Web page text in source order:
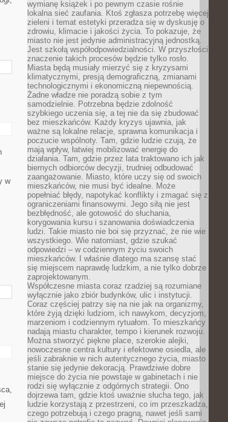
w
wymianę książek i po pewnym czasie rośnie
lokalna sieć zaufania. Ktoś zgłasza potrzebę więcej
zieleni i temat estetyki przeradza się w dyskusję o
zdrowiu, klimacie i jakości życia. To pokazuje, że
miasto nie jest jedynie administracyjną jednostką.
Jest szkołą współodpowiedzialności. W przyszłości
znaczenie takich procesów będzie tylko rosło.
Miasta będą musiały mierzyć się z kryzysami
klimatycznymi, presją demograficzną, zmianami
technologicznymi i ekonomiczną niepewnością.
Żadne władze nie poradzą sobie z tym
samodzielnie. Potrzebna będzie zdolność
szybkiego uczenia się, a tej nie da się zbudować
bez mieszkańców. Każdy kryzys ujawnia, jak
ważne są lokalne relacje, sprawna komunikacja i
poczucie wspólnoty. Tam, gdzie ludzie czują, że
mają wpływ, łatwiej mobilizować energię do
działania. Tam, gdzie przez lata traktowano ich jak
biernych odbiorców decyzji, trudniej odbudować
zaangażowanie. Miasto, które uczy się od swoich
mieszkańców, nie musi być idealne. Może
popełniać błędy, napotykać konflikty i zmagać się z
ograniczeniami finansowymi. Jego siłą nie jest
bezbłędność, ale gotowość do słuchania,
korygowania kursu i szanowania doświadczenia
ludzi. Takie miasto nie boi się przyznać, że nie wie
wszystkiego. Wie natomiast, gdzie szukać
odpowiedzi – w codziennym życiu swoich
mieszkańców. I właśnie dlatego ma szansę stać
się miejscem naprawdę ludzkim, a nie tylko dobrze
zaprojektowanym.
Współczesne miasta coraz rzadziej są rozumiane
wyłącznie jako zbiór budynków, ulic i instytucji.
Coraz częściej patrzy się na nie jak na organizmy,
które żyją dzięki ludziom, ich nawykom, decyzjom,
marzeniom i codziennym rytuałom. To mieszkańcy
nadają miastu charakter, tempo i kierunek rozwoju.
Można stworzyć piękne place, szerokie alejki,
nowoczesne centra kultury i efektowne osiedla, ale
jeśli zabraknie w nich autentycznego życia, miasto
stanie się jedynie dekoracją. Prawdziwie dobre
miejsce do życia nie powstaje w gabinetach i nie
rodzi się wyłącznie z odgórnych strategii. Ono
dojrzewa tam, gdzie ktoś uważnie słucha tego, jak
ludzie korzystają z przestrzeni, co im przeszkadza,
czego potrzebują i czego pragną, nawet jeśli sami